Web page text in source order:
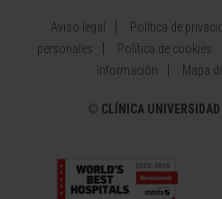
Aviso legal Política de
personales
Política de cookies
Información
Mapa
© CLÍNICA